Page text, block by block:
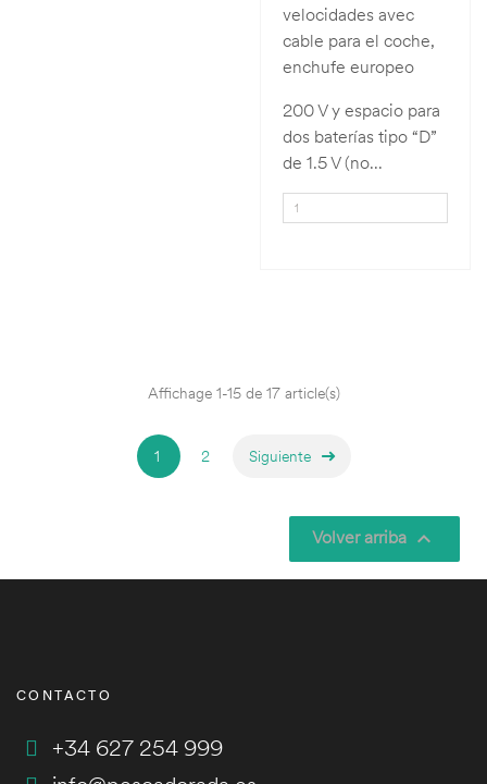
velocidades avec
cable para el coche,
enchufe europeo
200 V y espacio para
dos baterías tipo “D”
de 1.5 V (no...
Affichage 1-15 de 17 article(s)
1 2 Siguiente
Volver arriba 
CONTACTO
+34 627 254 999